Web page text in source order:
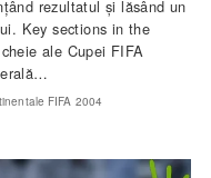
rezultatul și lăsând un
Key sections in the
ale Cupei FIFA
FIFA 2004